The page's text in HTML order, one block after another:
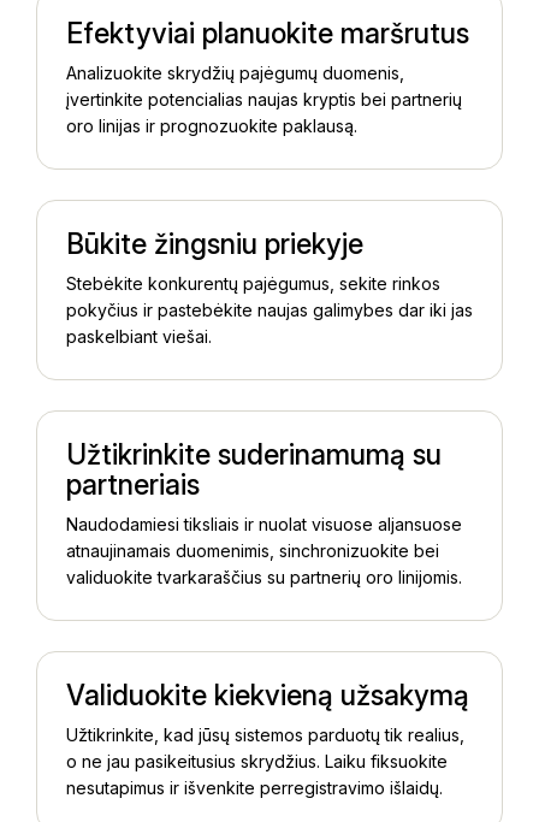
Efektyviai planuokite maršrutus
Analizuokite skrydžių pajėgumų duomenis,
įvertinkite potencialias naujas kryptis bei partnerių
oro linijas ir prognozuokite paklausą.
Būkite žingsniu priekyje
Stebėkite konkurentų pajėgumus, sekite rinkos
pokyčius ir pastebėkite naujas galimybes dar iki jas
paskelbiant viešai.
Užtikrinkite suderinamumą su
partneriais
Naudodamiesi tiksliais ir nuolat visuose aljansuose
atnaujinamais duomenimis, sinchronizuokite bei
validuokite tvarkaraščius su partnerių oro linijomis.
Validuokite kiekvieną užsakymą
Užtikrinkite, kad jūsų sistemos parduotų tik realius,
o ne jau pasikeitusius skrydžius. Laiku fiksuokite
nesutapimus ir išvenkite perregistravimo išlaidų.